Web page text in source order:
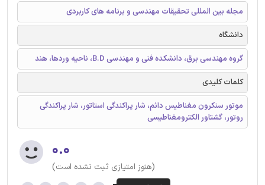
مجله بین المللی تحقیقات مهندسی و برنامه های کاربردی
دانشگاه
گروه مهندسی برق، دانشکده فنی و مهندسی B.D، ناحیه وردها، هند
کلمات کلیدی
موتور سنکرون مغناطیس دائم، شار پراکندگی استاتور، شار پراکندگی
روتور، گشتاور الکترومغناطیسی
۰.۰
(هنوز امتیازی ثبت نشده است)